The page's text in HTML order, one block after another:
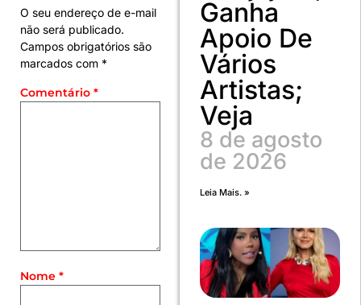
O seu endereço de e-mail
não será publicado.
Campos obrigatórios são
marcados com *
Comentário *
Nome *
Ganha
Apoio De
Vários
Artistas;
Veja
8 de agosto
de 2026
Leia Mais. »